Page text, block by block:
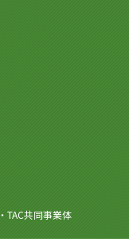
TAC共同事業体